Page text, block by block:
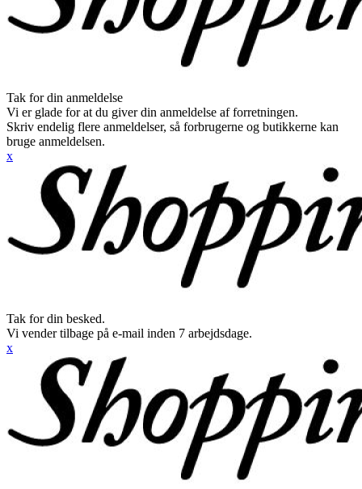
Tak for din anmeldelse
Vi er glade for at du giver din anmeldelse af forretningen.
Skriv endelig flere anmeldelser, så forbrugerne og butikkerne kan
bruge anmeldelsen.
x
Tak for din besked.
Vi vender tilbage på e-mail inden 7 arbejdsdage.
x